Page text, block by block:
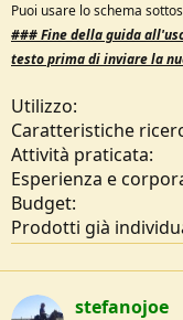
Puoi usare lo schema
### Fine della guida
testo prima di inviare la
Utilizzo:
Caratteristiche
Attività praticata:
Esperienza e
Budget:
Prodotti già
stefanojoe